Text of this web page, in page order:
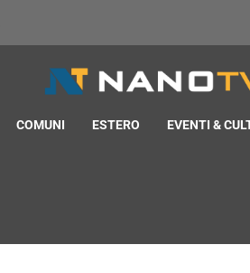
COMUNI ESTERO EVENTI &